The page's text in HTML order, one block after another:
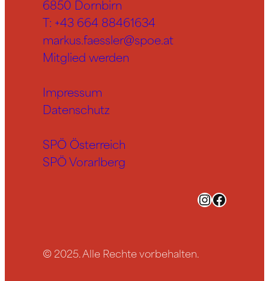
6850 Dornbirn
T: +43 664 88461634
markus.faessler@spoe.at
Mitglied werden
Impressum
Datenschutz
SPÖ Österreich
SPÖ Vorarlberg
InstagramFacebook
© 2025. Alle Rechte vorbehalten.